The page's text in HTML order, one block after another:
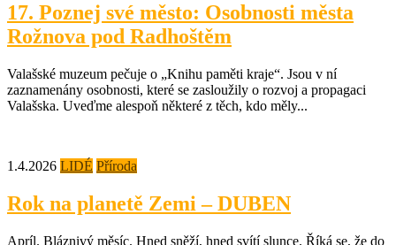
17. Poznej své město: Osobnosti města
Rožnova pod Radhoštěm
Valašské muzeum pečuje o „Knihu paměti kraje“. Jsou v ní
zaznamenány osobnosti, které se zasloužily o rozvoj a propagaci
Valašska. Uveďme alespoň některé z těch, kdo měly...
1.4.2026 LIDÉ Příroda
Rok na planetě Zemi – DUBEN
Apríl. Bláznivý měsíc. Hned sněží, hned svítí slunce. Říká se, že do